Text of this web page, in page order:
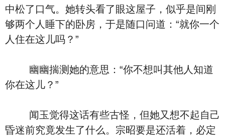
中松了口气。她转头看了眼这屋子，似乎是间刚
够两个人睡下的卧房，于是随口问道：“就你一个
人住在这儿吗？”
幽幽揣测她的意思：“你不想叫其他人知道
你在这儿？”
闻玉觉得这话有些古怪，但她又想不起自己
昏迷前究竟发生了什么。宗昭要是还活着，必定